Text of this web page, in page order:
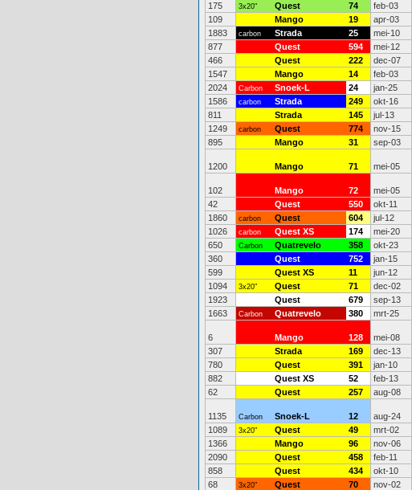
175
3x20" Quest 74 feb-03
109
Mango 19 apr-03
1883
carbon Strada 25 mei-10
877
Quest 594 mei-12
466
Quest 222 dec-07
1547
Mango 14 feb-03
2024
Carbon Snoek-L 24 jan-25
1586
carbon Strada 249 okt-16
811
Strada 145 jul-13
1249
carbon Quest 774 nov-15
895
Mango 31 sep-03
1200 Mango 71 mei-05
102 Mango 72 mei-05
42
Quest 550 okt-11
1860
carbon Quest 604 jul-12
1026
carbon Quest XS 174 mei-20
650
Carbon Quatrevelo 358 okt-23
360
Quest 752 jan-15
599
Quest XS 11 jun-12
1094
3x20" Quest 71 dec-02
1923
Quest 679 sep-13
1663
Carbon Quatrevelo 380 mrt-25
6 Mango 128 mei-08
307
Strada 169 dec-13
780
Quest 391 jan-10
882
Quest XS 52 feb-13
62
Quest 257 aug-08
1135 Carbon Snoek-L 12 aug-24
1089
3x20" Quest 49 mrt-02
1366
Mango 96 nov-06
2090
Quest 458 feb-11
858
Quest 434 okt-10
68
3x20" Quest 70 nov-02